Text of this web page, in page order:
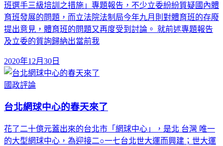
班選手三級培訓之措施」專題報告，不少立委紛紛質疑國內體
育班發展的問題，而立法院法制局今年九月則對體育班的存廢
提出意見，體育班的問題又再度受到討論。 就前述專題報告
及立委的質詢歸納出當前我
2020年12月30日
國政評論
台北網球中心的春天來了
花了二十億元蓋出來的台北市「網球中心」，是北 台灣 唯一
的大型網球中心，為迎接二○一七台北世大運而興建；世大運